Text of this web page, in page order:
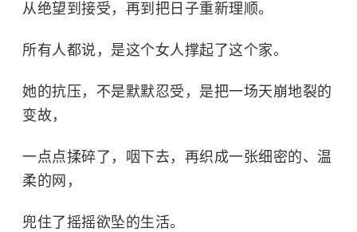
从绝望到接受，再到把日子重新理顺。
所有人都说，是这个女人撑起了这个家。
她的抗压，不是默默忍受，是把一场天崩地裂的
变故，
一点点揉碎了，咽下去，再织成一张细密的、温
柔的网，
兜住了摇摇欲坠的生活。